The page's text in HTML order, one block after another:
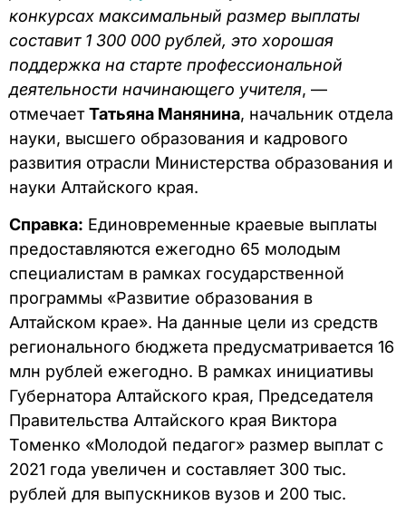
конкурсах максимальный размер выплаты
составит 1 300 000 рублей, это хорошая
поддержка на старте профессиональной
деятельности начинающего учителя, —
отмечаетТатьяна Манянина, начальник отдела
науки, высшего образования и кадрового
развития отрасли Министерства образования и
науки Алтайского края.
Справка: Единовременные краевые выплаты
предоставляются ежегодно 65 молодым
специалистам в рамках государственной
программы «Развитие образования в
Алтайском крае». На данные цели из средств
регионального бюджета предусматривается 16
млн рублей ежегодно. В рамках инициативы
Губернатора Алтайского края, Председателя
Правительства Алтайского края Виктора
Томенко «Молодой педагог» размер выплат с
2021 года увеличен и составляет 300 тыс.
рублей для выпускников вузов и 200 тыс.